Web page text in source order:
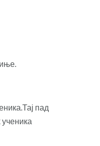
пад
ученика